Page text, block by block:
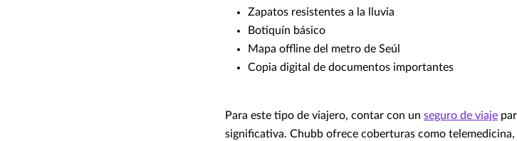
Zapatos resistentes a la lluvia
Botiquín básico
Mapa offline del metro de Seúl
Copia digital de documentos importantes
Para este tipo de viajero, contar con un seguro de viaje
significativa. Chubb ofrece coberturas como